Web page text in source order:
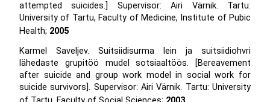
attempted suicides.] Supervisor: Airi Värnik. Tartu:
University of Tartu, Faculty of Medicine, Institute of Pubic
Health; 2005
Karmel Saveljev. Suitsiidisurma lein ja suitsiidiohvri
lähedaste grupitöö mudel sotsiaaltöös. [Bereavement
after suicide and group work model in social work for
suicide survivors]. Supervisor: Airi Värnik. Tartu: University